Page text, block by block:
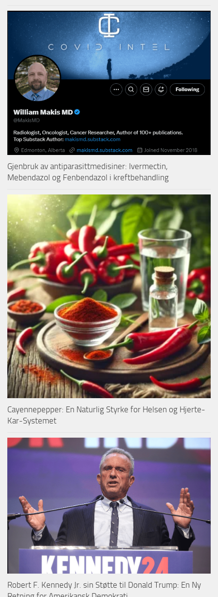
Gjenbruk av antiparasittmedisiner: Ivermectin,
Mebendazol og Fenbendazol i kreftbehandling
Cayennepepper: En Naturlig Styrke for Helsen og Hjerte-
Kar-Systemet
Robert F. Kennedy Jr. sin Støtte til Donald Trump: En Ny